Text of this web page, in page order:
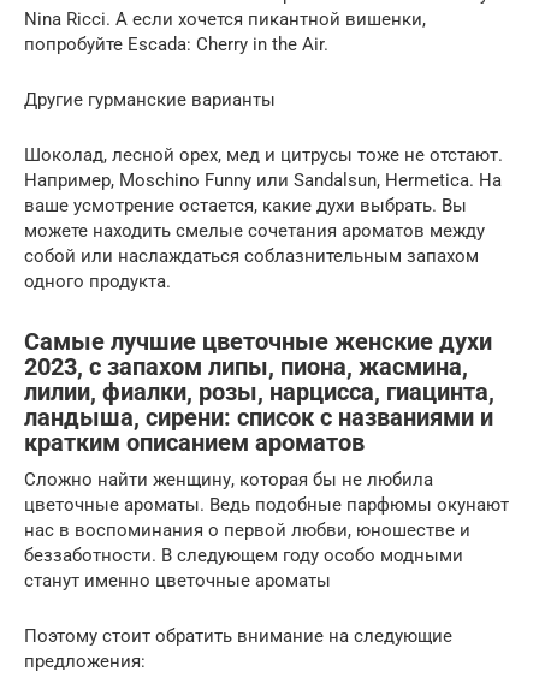
Nina Ricci. А если хочется пикантной вишенки,
попробуйте Escada: Cherry in the Air.
Другие гурманские варианты
Шоколад, лесной орех, мед и цитрусы тоже не отстают.
Например, Moschino Funny или Sandalsun, Hermetica. На
ваше усмотрение остается, какие духи выбрать. Вы
можете находить смелые сочетания ароматов между
собой или наслаждаться соблазнительным запахом
одного продукта.
Самые лучшие цветочные женские духи
2023, с запахом липы, пиона, жасмина,
лилии, фиалки, розы, нарцисса, гиацинта,
ландыша, сирени: список с названиями и
кратким описанием ароматов
Сложно найти женщину, которая бы не любила
цветочные ароматы. Ведь подобные парфюмы окунают
нас в воспоминания о первой любви, юношестве и
беззаботности. В следующем году особо модными
станут именно цветочные ароматы
Поэтому стоит обратить внимание на следующие
предложения: